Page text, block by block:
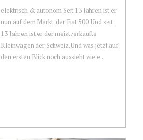
elektrisch & autonom Seit 13 Jahren ist er
nun auf dem Markt, der Fiat 500. Und seit
13 Jahren ist er der meistverkaufte
Kleinwagen der Schweiz. Und was jetzt auf
den ersten Blick noch aussieht wie e...